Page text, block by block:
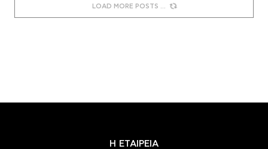
LOAD MORE POSTS
Η ΕΤΑΙΡΕΙΑ